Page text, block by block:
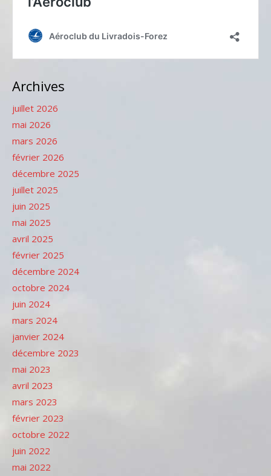
Archives
juillet 2026
mai 2026
mars 2026
février 2026
décembre 2025
juillet 2025
juin 2025
mai 2025
avril 2025
février 2025
décembre 2024
octobre 2024
juin 2024
mars 2024
janvier 2024
décembre 2023
mai 2023
avril 2023
mars 2023
février 2023
octobre 2022
juin 2022
mai 2022